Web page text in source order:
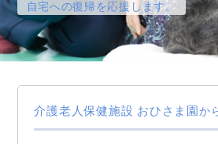
自宅への復帰を応援します。
介護老人保健施設 おひさま園 か